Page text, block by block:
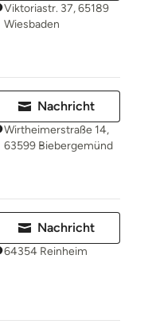
Viktoriastr. 37, 65189
Wiesbaden
Nachricht
Wirtheimerstraße 14,
63599 Biebergemünd
Nachricht
64354 Reinheim